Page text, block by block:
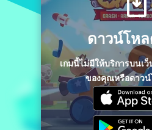
ดาวน์โห
เกมนี้ไม่มีให้บริการบนเ
ของคุณหรือดาวน์